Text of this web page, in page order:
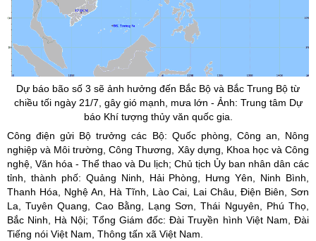
Dự báo bão số 3 sẽ ảnh hưởng đến Bắc Bộ và Bắc Trung Bộ từ
chiều tối ngày 21/7, gây gió mạnh, mưa lớn - Ảnh: Trung tâm Dự
báo Khí tượng thủyvăn quốc gia.
Công điện gửi Bộ trưởng các Bộ: Quốc phòng, Công an, Nông
nghiệp và Môi trường, Công Thương, Xây dựng, Khoa học và Công
nghệ, Văn hóa - Thể thao và Du lịch; Chủ tịch Ủy ban nhân dân các
tỉnh, thành phố: Quảng Ninh, Hải Phòng, Hưng Yên, Ninh Bình,
Thanh Hóa, Nghệ An, Hà Tĩnh, Lào Cai, Lai Châu, Điện Biên, Sơn
La, Tuyên Quang, Cao Bằng, Lạng Sơn, Thái Nguyên, Phú Thọ,
Bắc Ninh, Hà Nội; Tổng Giám đốc: Đài Truyền hình Việt Nam, Đài
Tiếng nói Việt Nam, Thông tấn xã Việt Nam.